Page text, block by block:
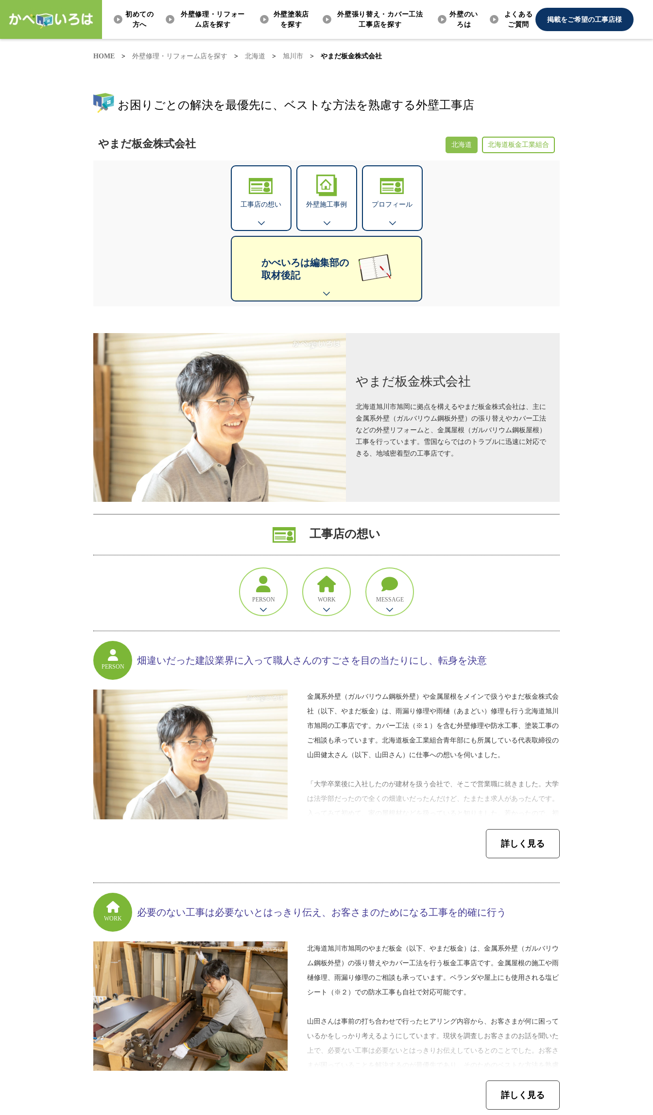
初めての
方へ
外壁修理・リフォー
ム店を探す
外壁塗装店
を探す
外壁張り替え・カバー工法
工事店を探す
外壁のい
ろは
よくある
ご質問
掲載をご希望の工事店様
HOME > 外壁修理・リフォーム店を探す > 北海道 > 旭川市 > やまだ板金株式会社
お困りごとの解決を最優先に、ベストな方法を熟慮する外壁工事店
やまだ板金株式会社 北海道 北海道板金工業組合
工事店の想い 外壁施工事例 プロフィール
かべいろは編集部の
取材後記
やまだ板金株式会社
北海道旭川市旭岡に拠点を構えるやまだ板金株式会社は、主に
金属系外壁（ガルバリウム鋼板外壁）の張り替えやカバー工法
などの外壁リフォームと、金属屋根（ガルバリウム鋼板屋根）
工事を行っています。雪国ならではのトラブルに迅速に対応で
きる、地域密着型の工事店です。
工事店の想い
PERSON WORK MESSAGE
PERSON
畑違いだった建設業界に入って職人さんのすごさを目の当たりにし、転身を決意
金属系外壁（ガルバリウム鋼板外壁）や金属屋根をメインで扱うやまだ板金株式会
社（以下、やまだ板金）は、雨漏り修理や雨樋（あまどい）修理も行う北海道旭川
市旭岡の工事店です。カバー工法（※１）を含む外壁修理や防水工事、塗装工事の
ご相談も承っています。北海道板金工業組合青年部にも所属している代表取締役の
山田健太さん（以下、山田さん）に仕事への想いを伺いました。
「大学卒業後に入社したのが建材を扱う会社で、そこで営業職に就きました。大学
は法学部だったので全くの畑違いだったんだけど、たまたま求人があったんです。
めは一生の仕事になるなんてあまり考えていませんでしたね。でも結婚したり子ど
もが生まれたりして、責任を持ってやっていかなきゃいけないと思うようになっ
なるのは得意でした。そのおかげなのか営業をしてる時にも顔見知りがどんどん増
出を語ってくれました。学生時代の友人たちや働き出してから知り合った職人さん
など、いつも周囲の人に助けてもらえて、自分は人間関係に恵まれていると感じて
いるそうです。
って見ていました。今思えば『こんな風になれたらな』と感じていたのかもしれま
せん。それで建材会社に数年勤めた後、独立をして先輩職人に技術を学びました。
親方や先輩たちは厳しかったけど、そこで怒られてきたから今の自分があると思い
を見て吸収して、少しずつ自分のやり方を見つけていきました。今もまだまだ勉強
詳しく見る
WORK
必要のない工事は必要ないとはっきり伝え、お客さまのためになる工事を的確に行う
北海道旭川市旭岡のやまだ板金（以下、やまだ板金）は、金属系外壁（ガルバリウ
ム鋼板外壁）の張り替えやカバー工法を行う板金工事店です。金属屋根の施工や雨
樋修理、雨漏り修理のご相談も承っています。ベランダや屋上にも使用される塩ビ
シート（※２）での防水工事も自社で対応可能です。
山田さんは事前の打ち合わせで行ったヒアリング内容から、お客さまが何に困って
いるかをしっかり考えるようにしています。現状を調査しお客さまのお話を聞いた
上で、必要ない工事は必要ないとはっきりお伝えしているとのことでした。お客さ
するのが山田さんのモットーです。予算もお客さまによって様々なので、工事内容
や金額に合わせて見積りは２パターン程度作成しているそうです。詳しく見る